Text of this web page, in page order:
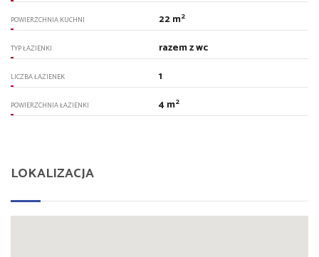
POWIERZCHNIA KUCHNI 22 m2
TYP ŁAZIENKI razem z wc
LICZBA ŁAZIENEK 1
POWIERZCHNIA ŁAZIENKI 4 m2
LOKALIZACJA